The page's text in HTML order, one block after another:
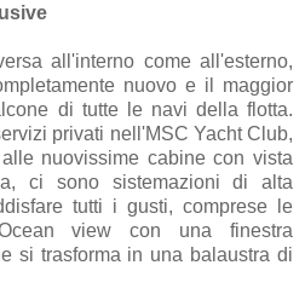
all'interno come all'esterno,
nuovo e il maggior
di tutte le navi della flotta.
privati nell'MSC Yacht Club,
nuovissime cabine con vista
ci sono sistemazioni di alta
tutti i gusti, comprese le
view con una finestra
si trasforma in una balaustra di